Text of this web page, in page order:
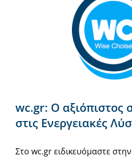
wc.gr: Ο αξιόπιστος
στις Ενεργειακές
Στο wc.gr ειδικευόμαστε